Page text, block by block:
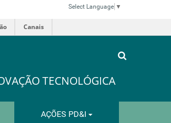
Select Language ▼
Canais
TECNOLÓGICA
AÇÕES PD&I